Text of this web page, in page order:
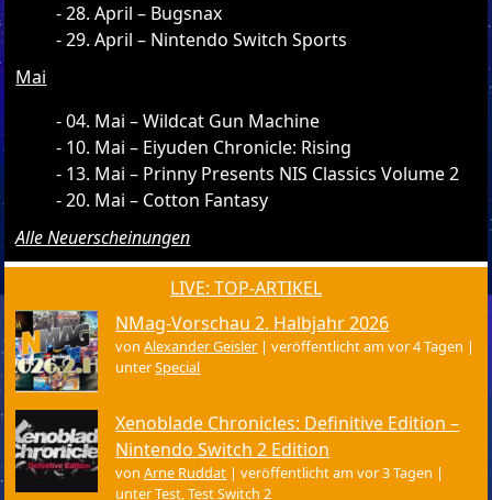
28. April – Bugsnax
29. April – Nintendo Switch Sports
Mai
04. Mai – Wildcat Gun Machine
10. Mai – Eiyuden Chronicle: Rising
13. Mai – Prinny Presents NIS Classics Volume 2
20. Mai – Cotton Fantasy
Alle Neuerscheinungen
LIVE: TOP-ARTIKEL
NMag-Vorschau 2. Halbjahr 2026
vonAlexander Geisler |veröffentlicht am vor 4 Tagen |
unterSpecial
Xenoblade Chronicles: Definitive Edition –
Nintendo Switch 2 Edition
vonArne Ruddat |veröffentlicht am vor 3 Tagen |
unterTest,Test Switch 2